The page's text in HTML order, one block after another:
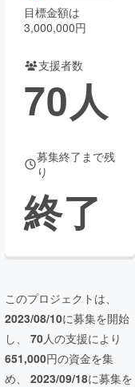
コミュニティ
目標金額は
3,000,000円
支援者数
70人
募集終了まで残
り
終了
このプロジェクトは、
2023/08/10に募集を開始
し、 70人の支援により
651,000円の資金を集
め、 2023/09/18に募集を